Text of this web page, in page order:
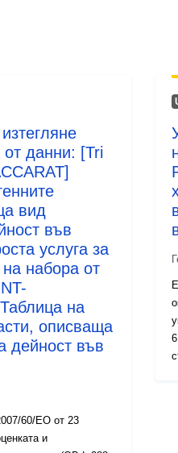
данни: [Tri
вид
във
услуга за
набора от
на
описваща
дейност във
60/ЕО от 23
и